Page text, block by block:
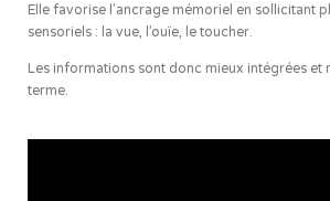
Elle favorise l’ancrage mémoriel en sollicitant
sensoriels : la vue, l’ouïe, le toucher.
Les informations sont donc mieux intégrées et
terme.